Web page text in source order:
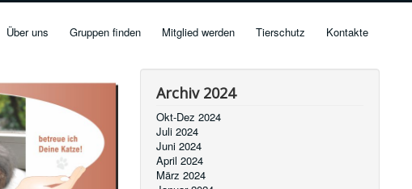
Über uns Gruppen finden Mitglied werden Tierschutz Kontakte
Archiv 2024
Okt-Dez 2024
Juli 2024
Juni 2024
April 2024
März 2024